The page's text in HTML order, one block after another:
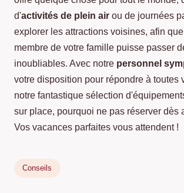
d'activités de plein air ou de journées
explorer les attractions voisines, afin
membre de votre famille puisse passer
inoubliables. Avec notre personnel
votre disposition pour répondre à toutes
notre fantastique sélection
sur place, pourquoi ne pas réserver dès
Vos vacances parfaites vous attendent !
Conseils